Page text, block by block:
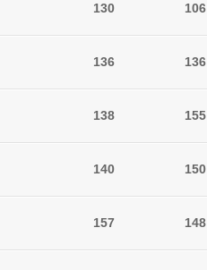
130 106
136 136
138 155
140 150
157 148